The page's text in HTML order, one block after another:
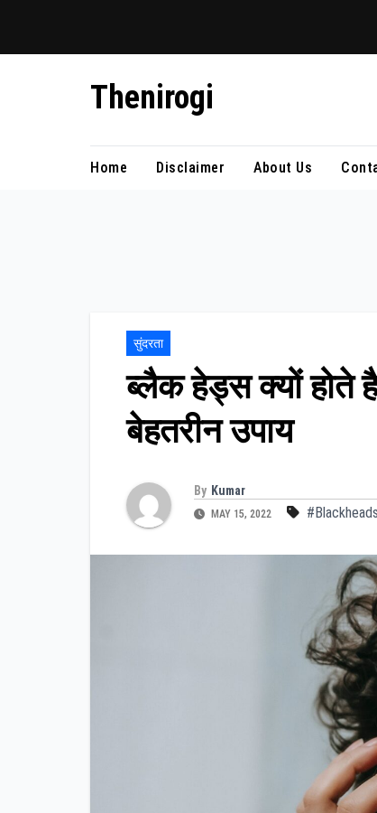
Thenirogi
Home Disclaimer About Us
सुंदरता
ब्लैक हेड्स क्यों
बेहतरीन उपाय
By Kumar
MAY 15, 2022